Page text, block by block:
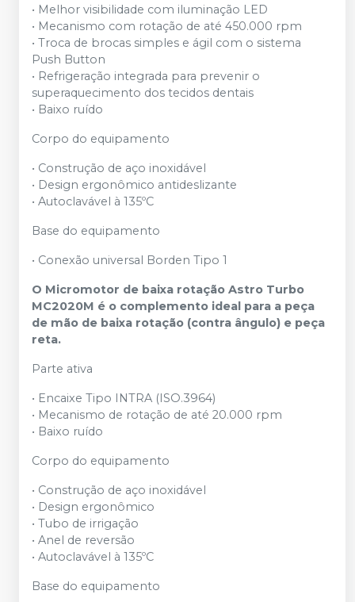
• Melhor visibilidade com iluminação LED
• Mecanismo com rotação de até 450.000 rpm
• Troca de brocas simples e ágil com o sistema
Push Button
• Refrigeração integrada para prevenir o
superaquecimento dos tecidos dentais
• Baixo ruído
Corpo do equipamento
• Construção de aço inoxidável
• Design ergonômico antideslizante
• Autoclavável à 135ºC
Base do equipamento
• Conexão universal Borden Tipo 1
O Micromotor de baixa rotação Astro Turbo
MC2020M é o complemento ideal para a peça
de mão de baixa rotação (contra ângulo) e peça
reta.
Parte ativa
• Encaixe Tipo INTRA (ISO.3964)
• Mecanismo de rotação de até 20.000 rpm
• Baixo ruído
Corpo do equipamento
• Construção de aço inoxidável
• Design ergonômico
• Tubo de irrigação
• Anel de reversão
• Autoclavável à 135ºC
Base do equipamento